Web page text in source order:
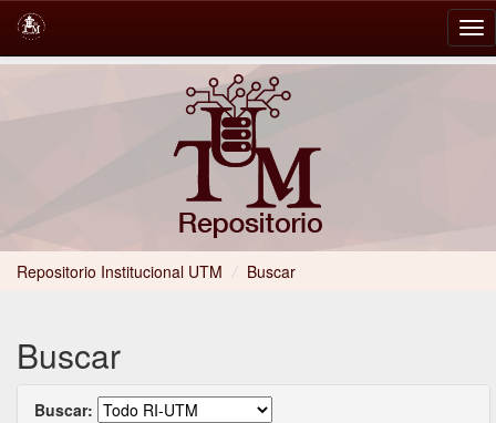
Repositorio Institucional UTM / Buscar
Buscar
Buscar: